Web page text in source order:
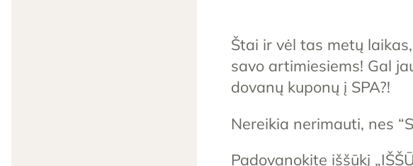
Štai ir vėl tas metų
savo artimiesiems! Gal
dovanų kuponų į SPA?!
Nereikia nerimauti, nes
Padovanokite iššūkį